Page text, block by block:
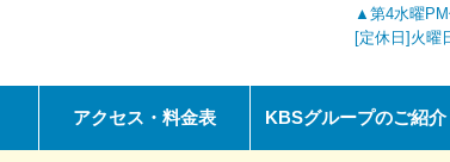
▲第4水曜PM
[定休日]火曜
アクセス・料金表 KBSグループのご紹介